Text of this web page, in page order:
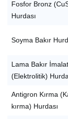
Fosfor Bronz
Hurdası
Soyma Bakır
Lama Bakır İmalat
(Elektrolitik)
Antigron Kırma
kırma) Hurdası